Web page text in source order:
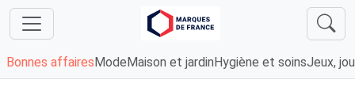
Bonnes affaires Mode Maison et jardin Hygiène et soinsJeux,